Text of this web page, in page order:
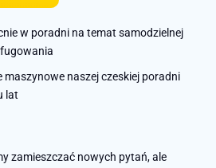
w poradni na temat samodzielnej
maszynowe naszej czeskiej poradni
lat
zamieszczać nowych pytań, ale